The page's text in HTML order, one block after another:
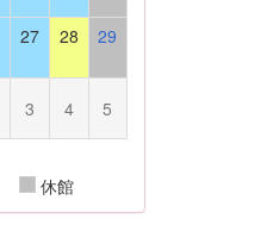
27 28 29
3 4 5
休館